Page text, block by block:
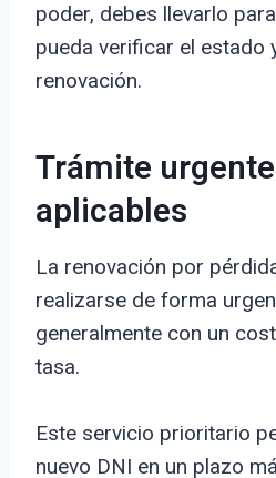
poder, debes llevarlo
pueda verificar el estado
renovación.
Trámite
aplicables
La renovación por
realizarse de forma
generalmente con un
tasa.
Este servicio prioritario
nuevo DNI en un plazo